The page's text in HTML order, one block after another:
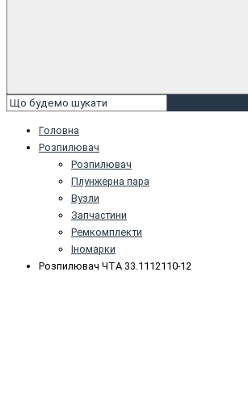
Головна
Розпилювач
Розпилювач
Плунжернa пaрa
Вузли
Запчастини
Peмкoмплeкти
Іномарки
Розпилювач ЧТА 33.1112110-12